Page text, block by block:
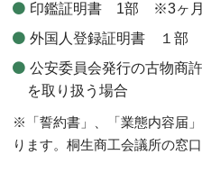
印鑑証明書 1部 ※3ヶ月
外国人登録証明書 １部
公安委員会発行の古物
を取り扱う場合
※「誓約書」、「業態内容届
ります。桐生商工会議所の窓